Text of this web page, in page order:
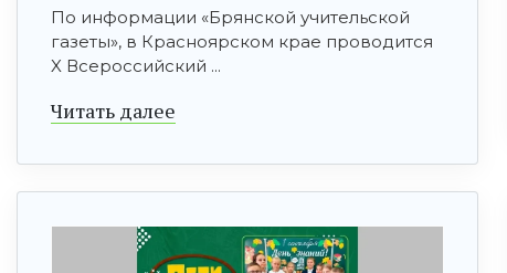
По информации «Брянской учительской
газеты», в Красноярском крае проводится
X Всероссийский ...
Читать далее